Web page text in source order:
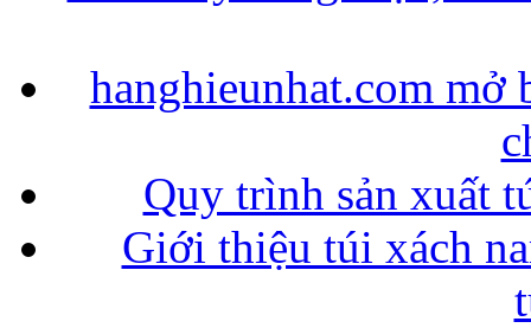
hanghieunhat.com mở
Quy trình sản xuất
Giới thiệu túi xách